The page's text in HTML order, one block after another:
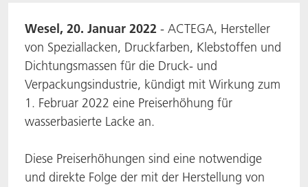
Wesel, 20. Januar 2022 - ACTEGA, Hersteller
von Speziallacken, Druckfarben, Klebstoffen und
Dichtungsmassen für die Druck- und
Verpackungsindustrie, kündigt mit Wirkung zum
1. Februar 2022 eine Preiserhöhung für
wasserbasierte Lacke an.
Diese Preiserhöhungen sind eine notwendige
und direkte Folge der mit der Herstellung von
ACTNext
BlisterKote
FoodClass
FoodSafe
MotionCoat
Let's ACT
FAQ
ACTEGA Rhenacoat
ACTEGA Schmid Rhyner